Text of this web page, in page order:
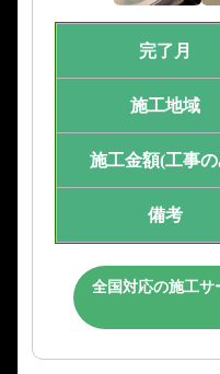
完了月
施工地域
施工金額(工事
備考
全国対応の施工サ